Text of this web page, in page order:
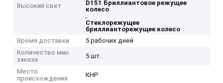
Высокий свет
D151 Бриллиантовое режущее
колесо
,
Стеклорежущее
бриллианторежущее колесо
Время доставки
5 рабочих дней
Количество мин
заказа
5 шт.
Место
происхождения
КНР